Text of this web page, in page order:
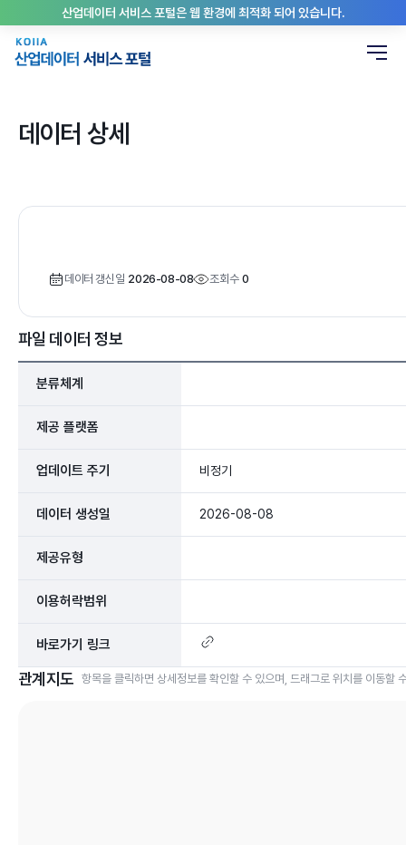
산업데이터 서비스 포털은 웹 환경에 최적화 되어 있습니다.
데이터 상세
데이터 갱신일 2026-08-08 조회수 0
파일 데이터 정보
분류체계
제공 플랫폼
업데이트 주기 비정기
데이터 생성일 2026-08-08
제공유형
이용허락범위
바로가기 링크
관계지도 항목을 클릭하면 상세정보를 확인할 수 있으며, 드래그로 위치를 이동할